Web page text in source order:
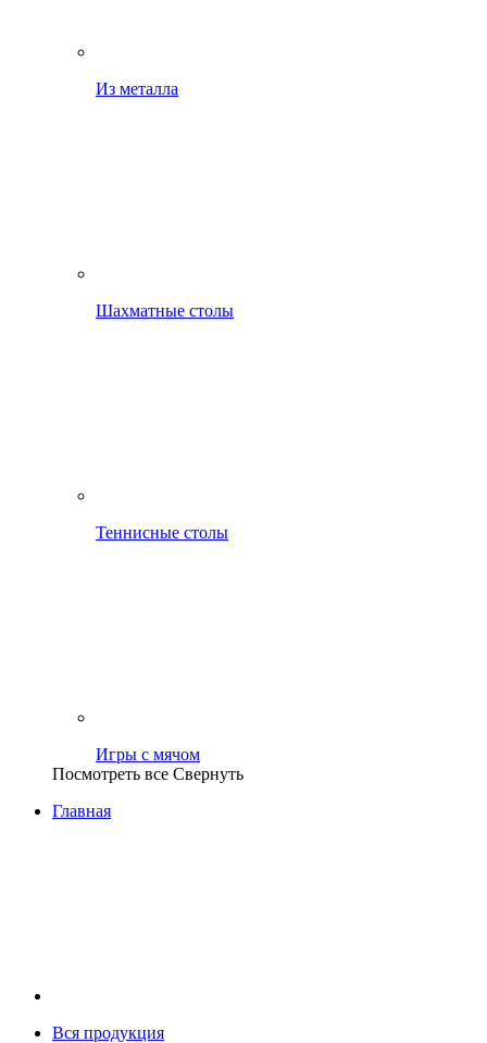
Из металла
Шахматные столы
Теннисные столы
Игры с мячом
Посмотреть все Свернуть
Главная
Вся продукция